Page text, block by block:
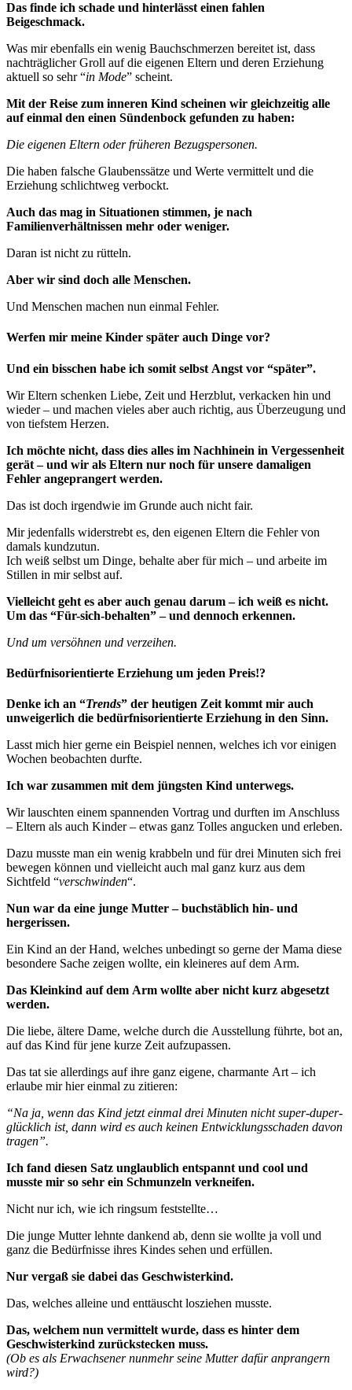
Das finde ich schade und hinterlässt einen fahlen
Beigeschmack.
Was mir ebenfalls ein wenig Bauchschmerzen bereitet ist, dass
nachträglicher Groll auf die eigenen Eltern und deren Erziehung
aktuell so sehr “in Mode” scheint.
Mit der Reise zum inneren Kind scheinen wir gleichzeitig alle
auf einmal den einen Sündenbock gefunden zu haben:
Die eigenen Eltern oder früheren Bezugspersonen.
Die haben falsche Glaubenssätze und Werte vermittelt und die
Erziehung schlichtweg verbockt.
Auch das mag in Situationen stimmen, je nach
Familienverhältnissen mehr oder weniger.
Daran ist nicht zu rütteln.
Aber wir sind doch alle Menschen.
Und Menschen machen nun einmal Fehler.
Werfen mir meine Kinder später auch Dinge vor?
Und ein bisschen habe ich somit selbst Angst vor “später”.
Wir Eltern schenken Liebe, Zeit und Herzblut, verkacken hin und
wieder – und machen vieles aber auch richtig, aus Überzeugung und
von tiefstem Herzen.
Ich möchte nicht, dass dies alles im Nachhinein in Vergessenheit
gerät – und wir als Eltern nur noch für unsere damaligen
Fehler angeprangert werden.
Das ist doch irgendwie im Grunde auch nicht fair.
Mir jedenfalls widerstrebt es, den eigenen Eltern die Fehler von
damals kundzutun.
Ich weiß selbst um Dinge, behalte aber für mich – und arbeite im
Stillen in mir selbst auf.
Vielleicht geht es aber auch genau darum – ich weiß es nicht.
Um das “Für-sich-behalten” – und dennoch erkennen.
Und um versöhnen und verzeihen.
Bedürfnisorientierte Erziehung um jeden Preis!?
Denke ich an “Trends” der heutigen Zeit kommt mir auch
unweigerlich die bedürfnisorientierte Erziehung in den Sinn.
Lasst mich hier gerne ein Beispiel nennen, welches ich vor einigen
Wochen beobachten durfte.
Ich war zusammen mit dem jüngsten Kind unterwegs.
Wir lauschten einem spannenden Vortrag und durften im Anschluss
– Eltern als auch Kinder – etwas ganz Tolles angucken und erleben.
Dazu musste man ein wenig krabbeln und für drei Minuten sich frei
bewegen können und vielleicht auch mal ganz kurz aus dem
Sichtfeld “verschwinden“.
Nun war da eine junge Mutter – buchstäblich hin- und
hergerissen.
Ein Kind an der Hand, welches unbedingt so gerne der Mama diese
besondere Sache zeigen wollte, ein kleineres auf dem Arm.
Das Kleinkind auf dem Arm wollte aber nicht kurz abgesetzt
werden.
Die liebe, ältere Dame, welche durch die Ausstellung führte, bot an,
auf das Kind für jene kurze Zeit aufzupassen.
Das tat sie allerdings auf ihre ganz eigene, charmante Art – ich
erlaube mir hier einmal zu zitieren:
“Na ja, wenn das Kind jetzt einmal drei Minuten nicht super-duper-
glücklich ist, dann wird es auch keinen Entwicklungsschaden davon
tragen”.
Ich fand diesen Satz unglaublich entspannt und cool und
musste mir so sehr ein Schmunzeln verkneifen.
Nicht nur ich, wie ich ringsum feststellte…
Die junge Mutter lehnte dankend ab, denn sie wollte ja voll und
ganz die Bedürfnisse ihres Kindes sehen und erfüllen.
Nur vergaß sie dabei das Geschwisterkind.
Das, welches alleine und enttäuscht losziehen musste.
Das, welchem nun vermittelt wurde, dass es hinter dem
Geschwisterkind zurückstecken muss.
(Ob es als Erwachsener nunmehr seine Mutter dafür anprangern
wird?)